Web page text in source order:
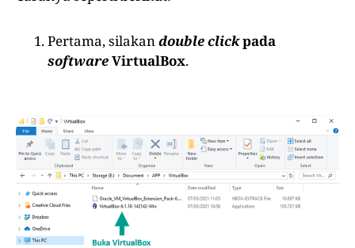
Pertama, silakan double clickpada
softwareVirtualBox.